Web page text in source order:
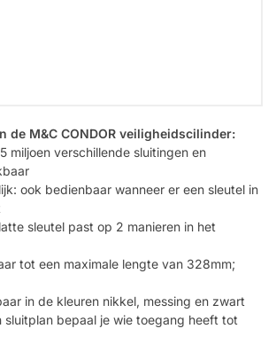
de M&C CONDOR veiligheidscilinder:
miljoen verschillende sluitingen en
ook bedienbaar wanneer er een sleutel in
sleutel past op 2 manieren in het
tot een maximale lengte van 328mm;
in de kleuren nikkel, messing en zwart
sluitplan bepaal je wie toegang heeft tot